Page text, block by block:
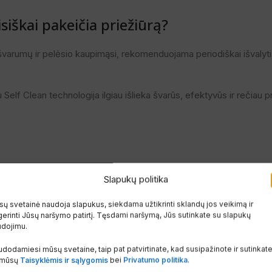
Slapukų politika
svetainė naudoja slapukus, siekdama užtikrinti sklandų jos veikimą ir
Jūsų naršymo patirtį. Tęsdami naršymą, Jūs sutinkate su slapukų
mūsų svetaine, taip pat patvirtinate, kad susipažinote ir sutinkate
Taisyklėmis ir sąlygomis bei Privatumo politika.
pakeičia priežiūrą?
ir pelėsio kaupimąsi, rekomenduojama periodiškai
Clean technologija ilgiau išlieka švarūs, efektyvūs ir rečiau
ne tik į jo galią ar energinę klasę, bet ir į priežiūros
o praktišku sprendimu, padedančiu išvengti vienos dažniausių
orą namuose ir mažesnes priežiūros išlaidas ateityje.